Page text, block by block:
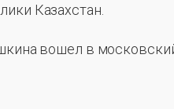
Казахстан.
вошел в